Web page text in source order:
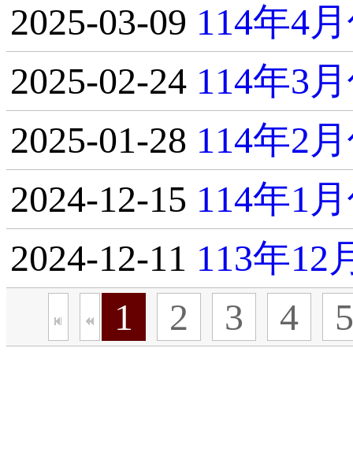
2025-03-09 114年4
2025-02-24 114年3
2025-01-28 114年2
2024-12-15 114年1
2024-12-11 113年12
1
2 3 4